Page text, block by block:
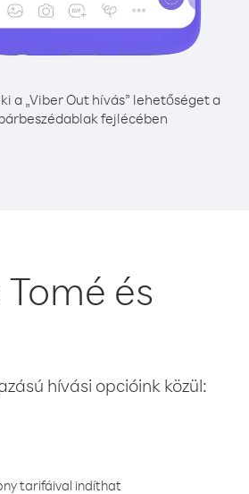
a „Viber Out hívás” lehetőséget a
fejlécében
és
hívási opcióink közül:
tarifáival indíthat